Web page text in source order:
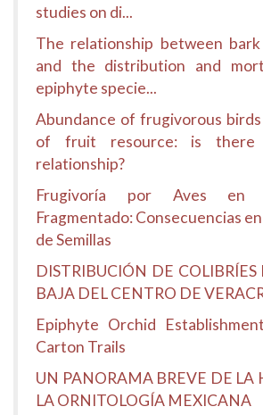
studies on di...
The relationship between
and the distribution and
epiphyte specie...
Abundance of frugivorous
of fruit resource: is there
relationship?
Frugivoría por Aves en
Fragmentado: Consecuencias
de Semillas
DISTRIBUCIÓN DE
BAJA DEL CENTRO DE
Epiphyte Orchid
Carton Trails
UN PANORAMA BREVE DE LA
LA ORNITOLOGÍA MEXICANA